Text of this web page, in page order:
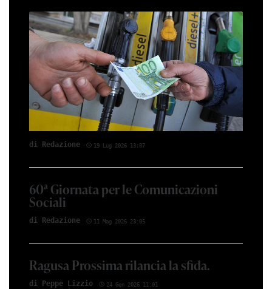
di Red­azio­ne 19 Lug 2026 13:07
60ª Giornata per le Comunicazioni
Sociali
di Red­azio­ne 11 Mag 2026 23:05
Ragusa Prossima rilancia la sfida.
di Peppe Li­z­zio 24 Gen 2026 11:01